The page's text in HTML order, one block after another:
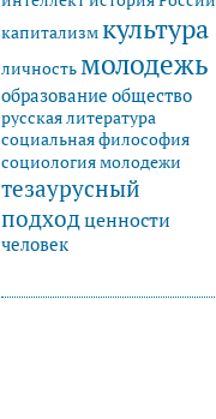
капитализм культура
личностьмолодежь
образование общество
русская литература
социальная философия
социология молодежи
тезаурусный
подходценности
человек